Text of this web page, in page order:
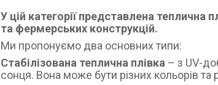
У цій категорії представлена
та фермерських конструкцій.
Ми пропонуємо два основних типи:
Стабілізована теплична плівка – з UV-
сонця. Вона може бути різних кольорів та